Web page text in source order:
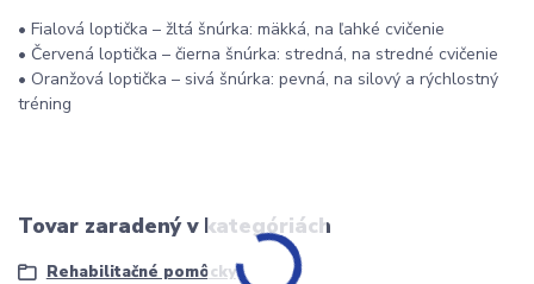
• Fialová loptička – žltá šnúrka: mäkká, na ľahké cvičenie
• Červená loptička – čierna šnúrka: stredná, na stredné cvičenie
• Oranžová loptička – sivá šnúrka: pevná, na silový a rýchlostný
tréning
Tovar zaradený v kategóriách
Rehabilitačné pomôcky